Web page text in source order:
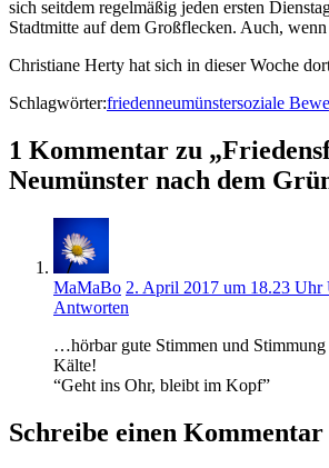
sich seitdem regelmäßig jeden ersten
Stadtmitte auf dem Großflecken. Auch,
Christiane Herty hat sich in dieser Woche
Schlagwörter:friedenneumünstersoziale
1 Kommentar zu
Neumünster nach dem
MaMaBo 2. April 2017 um 18.23 Uhr
Antworten
…hörbar gute Stimmen und
Kälte!
“Geht ins Ohr, bleibt im Kopf”
Schreibe einen Kommentar